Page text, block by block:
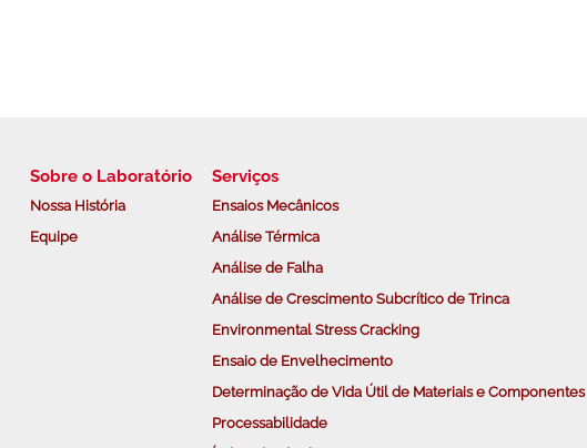
Sobre o Laboratório
Nossa História
Equipe
Serviços
Ensaios Mecânicos
Análise Térmica
Análise de Falha
Análise de Crescimento Subcrítico de Trinca
Environmental Stress Cracking
Ensaio de Envelhecimento
Determinação de Vida Útil de Materiais e Componentes
Processabilidade